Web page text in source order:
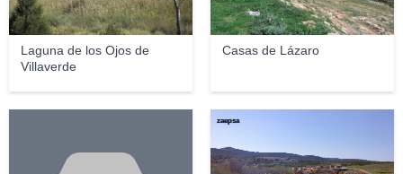
Laguna de los Ojos de
Villaverde
Casas de Lázaro
zaepsa